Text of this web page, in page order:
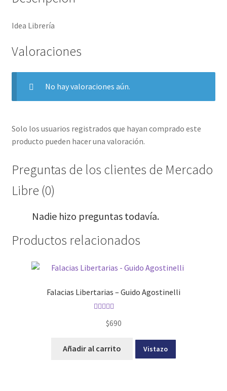
Idea Librería
Valoraciones
No hay valoraciones aún.
Solo los usuarios registrados que hayan comprado este
producto pueden hacer una valoración.
Preguntas de los clientes de Mercado
Libre (0)
Nadie hizo preguntas todavía.
Productos relacionados
Falacias Libertarias – Guido Agostinelli
5.00 de 5
$690
Añadir al carrito Vistazo